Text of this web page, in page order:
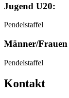
Jugend U20:
Pendelstaffel
Männer/Frauen
Pendelstaffel
Kontakt